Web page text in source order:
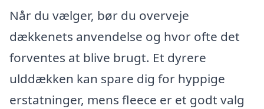
Når du vælger, bør du overveje
dækkenets anvendelse og hvor ofte det
forventes at blive brugt. Et dyrere
ulddækken kan spare dig for hyppige
erstatninger, mens fleece er et godt valg